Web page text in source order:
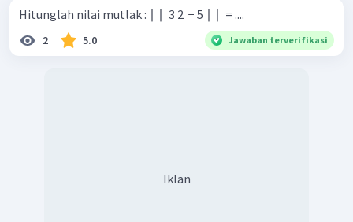
Hitunglah nilai mutlak : ∣ ∣ ​ 3 2 ​ − 5 ∣ ∣ ​ = ....
2 5.0 Jawaban terverifikasi
Iklan